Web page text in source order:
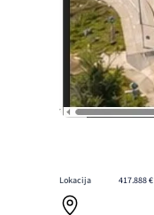
Lokacija 417.888 €